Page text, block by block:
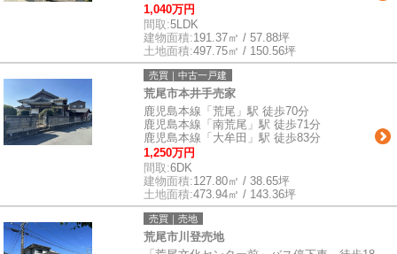
1,040万円
間取:5LDK
建物面積:191.37㎡ / 57.88坪
土地面積:497.75㎡ / 150.56坪
売買｜中古一戸建
荒尾市本井手売家
鹿児島本線「荒尾」駅 徒歩70分
鹿児島本線「南荒尾」駅 徒歩71分
鹿児島本線「大牟田」駅 徒歩83分
1,250万円
間取:6DK
建物面積:127.80㎡ / 38.65坪
土地面積:473.94㎡ / 143.36坪
売買｜売地
荒尾市川登売地